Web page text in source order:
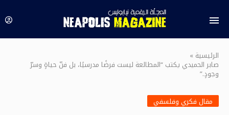
الرئيسية »
صابر الحميدي يكتب “المطالعة ليست فرضًا مدرسيًا، بل فنّ حياةٍ وسرّ
وجودٍ.”
مقال فكري وفلسفي